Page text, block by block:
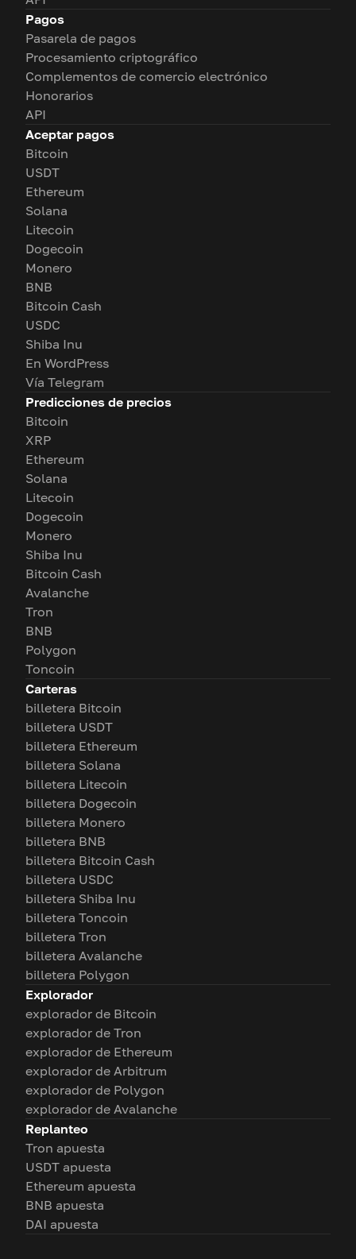
Pagos
Pasarela de pagos
Procesamiento criptográfico
Complementos de comercio electrónico
Honorarios
API
Aceptar pagos
Bitcoin
USDT
Ethereum
Solana
Litecoin
Dogecoin
Monero
BNB
Bitcoin Cash
USDC
Shiba Inu
En WordPress
Vía Telegram
Predicciones de precios
Bitcoin
XRP
Ethereum
Solana
Litecoin
Dogecoin
Monero
Shiba Inu
Bitcoin Cash
Avalanche
Tron
BNB
Polygon
Toncoin
Carteras
billetera Bitcoin
billetera USDT
billetera Ethereum
billetera Solana
billetera Litecoin
billetera Dogecoin
billetera Monero
billetera BNB
billetera Bitcoin Cash
billetera USDC
billetera Shiba Inu
billetera Toncoin
billetera Tron
billetera Avalanche
billetera Polygon
Explorador
explorador de Bitcoin
explorador de Tron
explorador de Ethereum
explorador de Arbitrum
explorador de Polygon
explorador de Avalanche
Replanteo
Tron apuesta
USDT apuesta
Ethereum apuesta
BNB apuesta
DAI apuesta